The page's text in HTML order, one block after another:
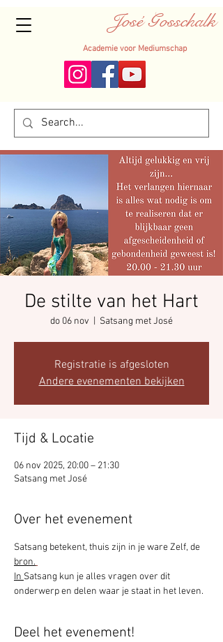
José Gosschalk
Academie voor Mediumschap
De stilte van het Hart
do 06 nov Satsang met José
Registratie is afgesloten
Andere evenementen bekijken
Tijd & Locatie
06 nov 2025, 20:00 – 21:30
Satsang met José
Over het evenement
Satsang betekent, thuis zijn in je ware Zelf, de
bron.
In Satsang kun je alles vragen over dit
onderwerp en delen waar je staat in het leven.
Deel het evenement!